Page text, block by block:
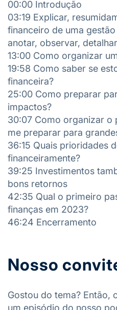
00:00 Introdução
03:19 Explicar,
financeiro de uma
anotar, observar,
13:00 Como organizar
19:58 Como saber se
financeira?
25:00 Como preparar
impactos?
30:07 Como organizar o
me preparar para
36:15 Quais prioridades
financeiramente?
39:25 Investimentos
bons retornos
42:35 Qual o primeiro
finanças em 2023?
46:24 Encerramento
Nosso
Gostou do tema? Então,
um episódio do nosso